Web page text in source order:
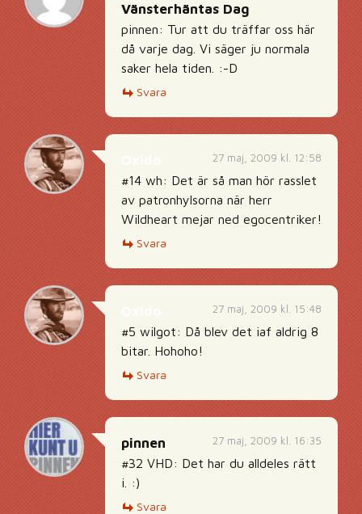
Vänsterhäntas Dag
pinnen: Tur att du träffar oss här
då varje dag. Vi säger ju normala
saker hela tiden. :-D
Svara
27 maj, 2009 kl. 12:58
#14 wh: Det är så man hör rasslet
av patronhylsorna när herr
Wildheart mejar ned egocentriker!
Svara
27 maj, 2009 kl. 15:48
#5 wilgot: Då blev det iaf aldrig 8
bitar. Hohoho!
Svara
27 maj, 2009 kl. 16:35
pinnen
#32 VHD: Det har du alldeles rätt
i. :)
Svara